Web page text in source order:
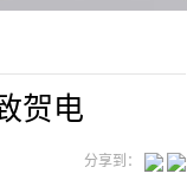
贺电
分享到：